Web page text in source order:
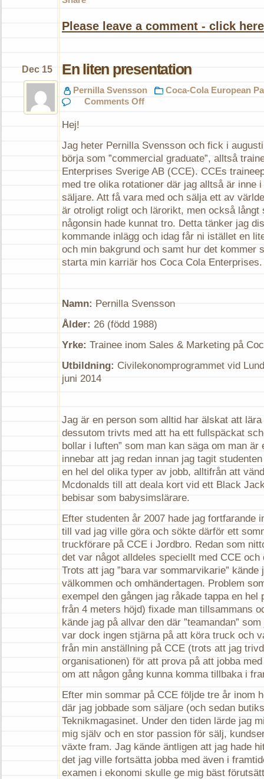
Please leave a comment - click
En liten presentation
Dec 15
Pernilla Svensson
Coca-Cola European
Comments Off
Hej!
Jag heter Pernilla Svensson och fick i
börja som ”commercial graduate”, alltså
Enterprises Sverige AB (CCE). CCEs
med tre olika rotationer där jag alltså är inne
säljare. Att få vara med och sälja ett av
är otroligt roligt och lärorikt, men också långt
någonsin hade kunnat tro. Detta tänker jag
kommande inlägg och idag får ni istället en
och min bakgrund och samt hur det kommer
starta min karriär hos Coca Cola Enterprises.
Namn: Pernilla Svensson
Ålder: 26 (född 1988)
Yrke: Trainee inom Sales & Marketing på
Utbildning: Civilekonomprogrammet vid
juni 2014
Jag är en person som alltid har älskat att
dessutom trivts med att ha ett fullspäckat
bollar i luften” som man kan säga om man
innebar att jag redan innan jag tagit
en hel del olika typer av jobb, alltifrån att
Mcdonalds till att deala kort vid ett Black
bebisar som babysimslärare.
Efter studenten år 2007 hade jag fortfarande
till vad jag ville göra och sökte därför ett
truckförare på CCE i Jordbro. Redan som
det var något alldeles speciellt med CCE
Trots att jag ”bara var sommarvikarie” kände
välkommen och omhändertagen. Problem
exempel den gången jag råkade tappa en hel
från 4 meters höjd) fixade man tillsammans
kände jag på allvar den där ”teamandan”
var dock ingen stjärna på att köra truck och
från min anställning på CCE (trots att jag
organisationen) för att prova på att jobba
om att någon gång kunna komma tillbaka i
Efter min sommar på CCE följde tre år inom
där jag jobbade som säljare (och sedan
Teknikmagasinet. Under den tiden lärde jag
mig själv och en stor passion för sälj,
växte fram. Jag kände äntligen att jag hade
det jag ville fortsätta jobba med även i
examen i ekonomi skulle ge mig bäst